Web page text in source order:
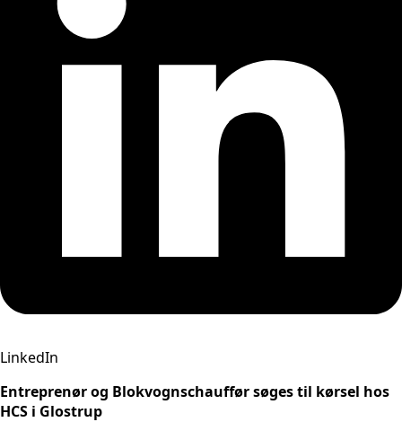
LinkedIn
Entreprenør og Blokvognschauffør søges til kørsel hos
HCS i Glostrup